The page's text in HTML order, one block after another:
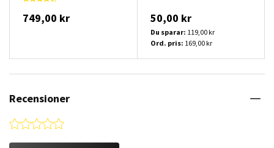
749,00 kr 50,00 kr
Du sparar: 119,00 kr
Ord. pris: 169,00 kr
Recensioner
0.0 star rating